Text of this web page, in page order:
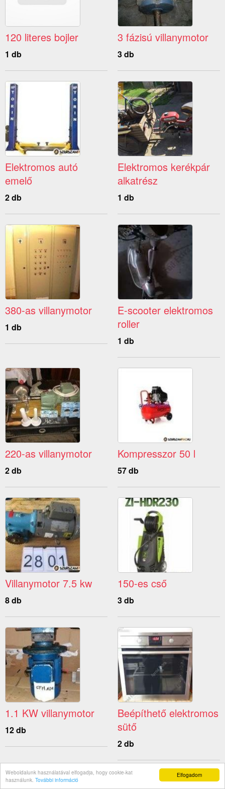
Elfogadom
Weboldalunk használatával elfogadja, hogy cookie-kat
használunk. További információ
120 literes bojler
1 db
3 fázisú villanymotor
3 db
Elektromos autó
emelő
2 db
Elektromos kerékpár
alkatrész
1 db
380-as villanymotor
1 db
E-scooter elektromos
roller
1 db
220-as villanymotor
2 db
Kompresszor 50 l
57 db
Villanymotor 7.5 kw
8 db
150-es cső
3 db
1.1 KW villanymotor
12 db
Beépíthető elektromos
sütő
2 db